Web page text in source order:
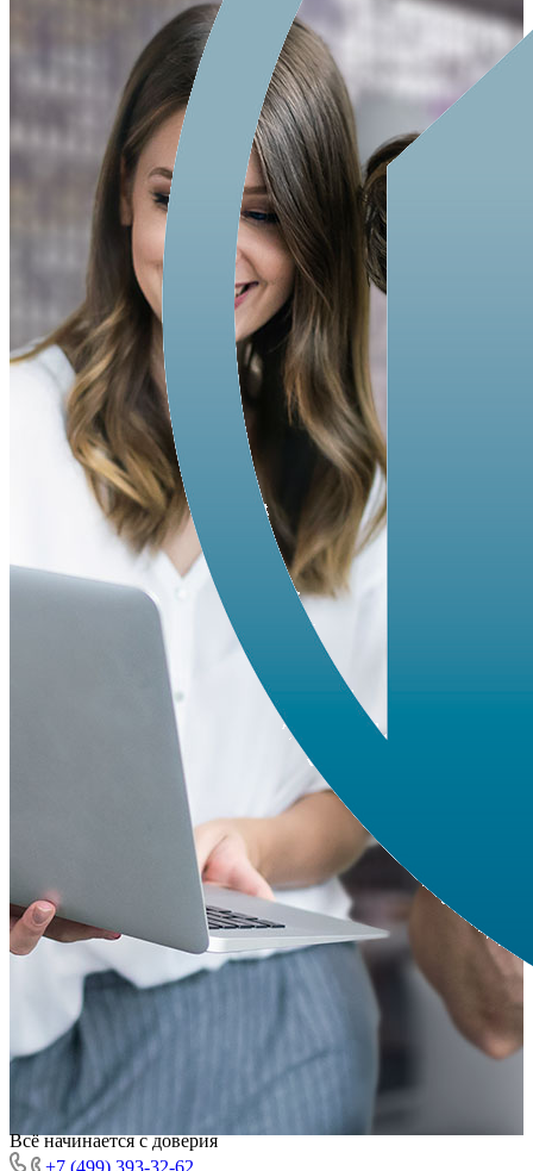
Всё начинается с доверия
+7 (499) 393-32-62